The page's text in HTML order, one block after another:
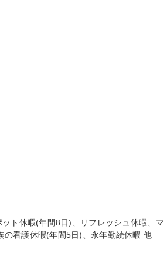
ト休暇(年間8日)、リフレッシュ休暇、マ
の看護休暇(年間5日)、永年勤続休暇 他